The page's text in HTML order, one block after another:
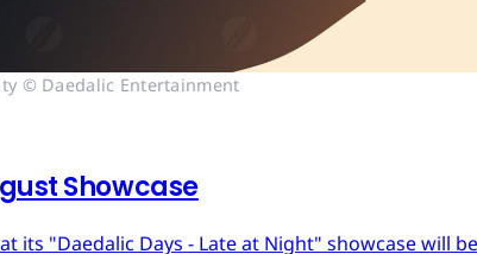
© Daedalic Entertainment
Showcase
its "Daedalic Days - Late at Night" showcase will